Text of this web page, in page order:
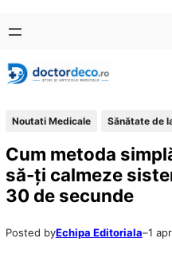
conținut
content
Noutati Medicale Sănătate de
Cum metoda
să-ți calmeze
30 de secunde
Posted byEchipa Editoriala–1